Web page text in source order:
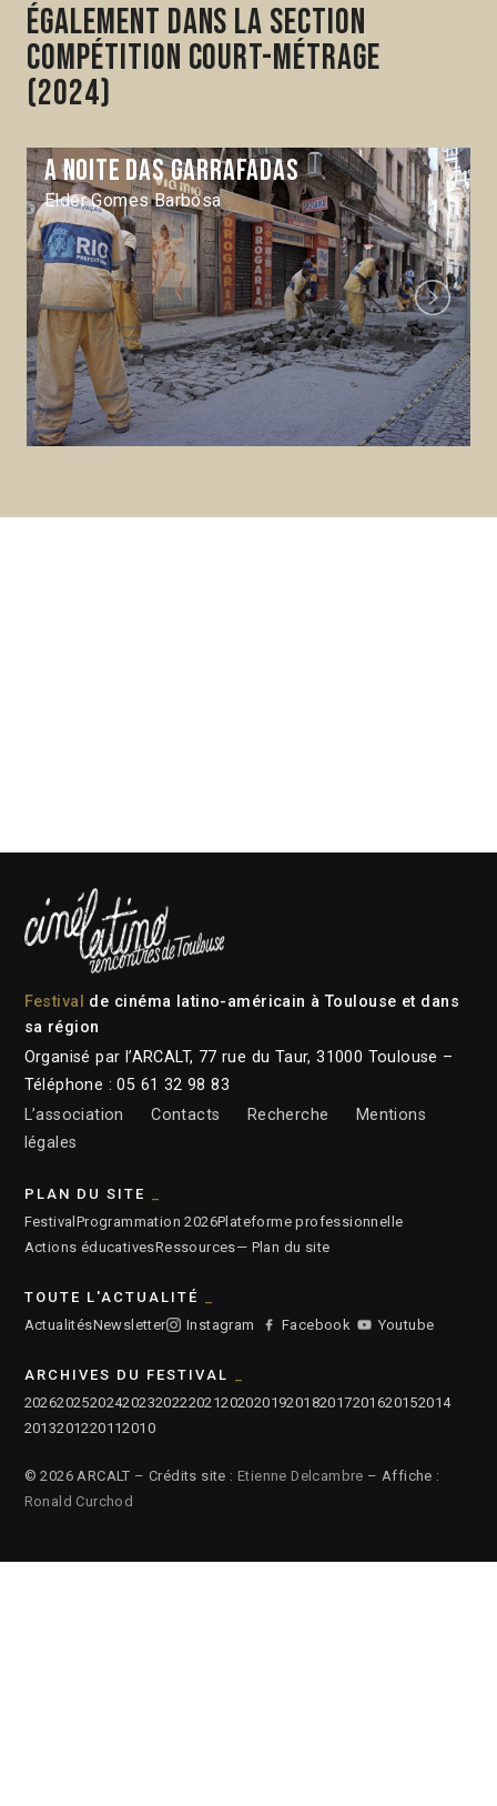
Également dans la section
Compétition Court-métrage
(2024)
A noite das garrafadas
Elder Gomes Barbosa
Next
Festival
de cinéma latino-américain à Toulouse et dans
sa région
Organisé par l’ARCALT, 77 rue du Taur, 31000 Toulouse –
Téléphone : 05 61 32 98 83
L’association
Contacts Recherche
Mentions
légales
PLAN DU SITE
Festival Programmation 2026Plateforme professionnelle
Actions éducativesRessources— Plan du site
TOUTE L'ACTUALITÉ
ActualitésNewsletter Instagram Facebook Youtube
ARCHIVES DU FESTIVAL
2026202520242023202220212020201920182017201620152014
2013201220112010
© 2026 ARCALT – Crédits site : Etienne Delcambre – Affiche :
Ronald Curchod